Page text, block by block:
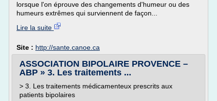
lorsque l'on éprouve des changements d'humeur ou des
humeurs extrêmes qui surviennent de façon...
Lire la suite
Site : http://sante.canoe.ca
ASSOCIATION BIPOLAIRE PROVENCE –
ABP » 3. Les traitements ...
> 3. Les traitements médicamenteux prescrits aux
patients bipolaires